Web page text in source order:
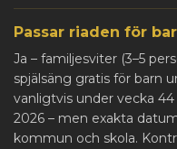
Passar riaden för
Ja – familjesviter (3–5
spjälsäng gratis för barn
vanligtvis under vecka
2026 – men exakta
kommun och skola.